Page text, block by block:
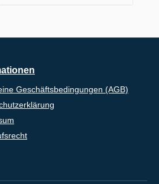
Geschäftsbedingungen (AGB)